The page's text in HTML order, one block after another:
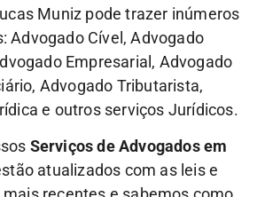
Muniz pode trazer inúmeros
Advogado Cível, Advogado
Empresarial, Advogado
Advogado Tributarista,
e outros serviços Jurídicos.
Serviços de Advogados em
atualizados com as leis e